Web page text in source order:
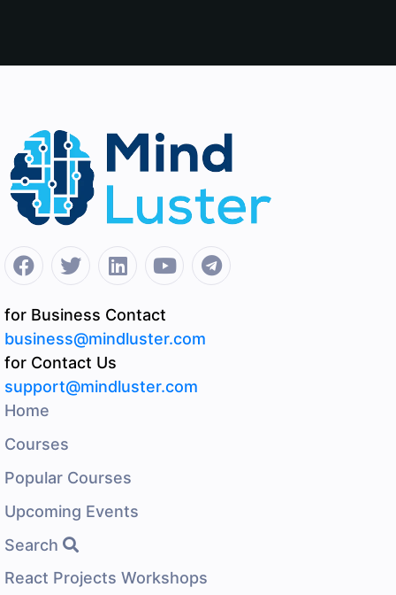
for Business Contact
business@mindluster.com
for Contact Us
support@mindluster.com
Home
Courses
Popular Courses
Upcoming Events
Search
React Projects Workshops